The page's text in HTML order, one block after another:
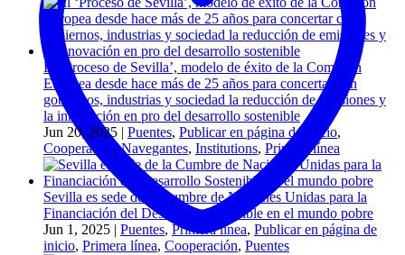
El ‘Proceso de Sevilla’, modelo de éxito de la Comisión
Europea desde hace más de 25 años para concertar con
gobiernos, industrias y sociedad la reducción de emisiones y
la innovación en pro del desarrollo sostenible
Jun 20, 2025 | Puentes, Publicar en página de inicio,
Cooperation ,Navegantes, Institutions, Primera línea
Sevilla es sede de la Cumbre de Naciones Unidas para la
Financiación del Desarrollo Sostenible en el mundo pobre
Jun 1, 2025 | Puentes, Primera línea, Publicar en página de
inicio, Primera línea, Cooperación, Puentes